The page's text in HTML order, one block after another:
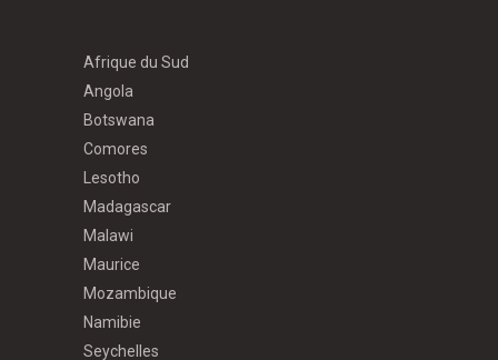
Afrique du Sud
Angola
Botswana
Comores
Lesotho
Madagascar
Malawi
Maurice
Mozambique
Namibie
Seychelles